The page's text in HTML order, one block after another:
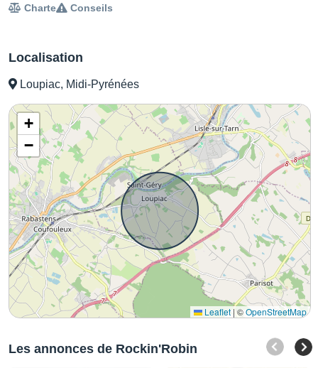
Localisation
Loupiac, Midi-Pyrénées
+
−
Leaflet| ©OpenStreetMap
Les annonces de Rockin'Robin
Charte Conseils